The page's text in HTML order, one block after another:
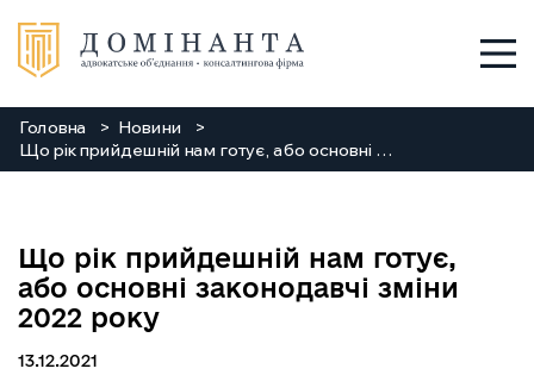
Послуги
Команда
Новини
Головна
Новини
Що рік прийдешній нам готує, або основні законодавчі зміни 2022 року
Що рік прийдешній нам готує,
або основні законодавчі зміни
2022 року
13.12.2021